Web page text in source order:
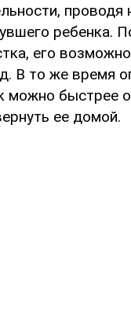
ребенка.
его
В то же время
можно быстрее
ее домой.